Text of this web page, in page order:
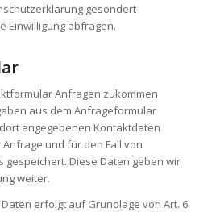
gesondert
Einwilligung abfragen.
Anfragen zukommen
aus dem Anfrageformular
angegebenen Kontaktdaten
und für den Fall von
gespeichert. Diese Daten geben wir
weiter.
erfolgt auf Grundlage von Art. 6